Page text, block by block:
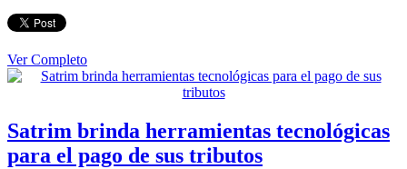
Ver Completo
Satrim brinda herramientas tecnológicas
para el pago de sus tributos